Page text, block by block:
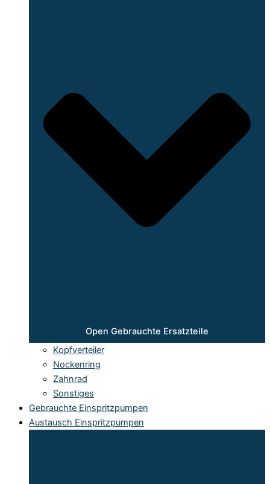
Open Gebrauchte Ersatzteile
Kopfverteiler
Nockenring
Zahnrad
Sonstiges
Gebrauchte Einspritzpumpen
Austausch Einspritzpumpen